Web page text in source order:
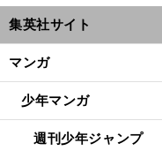
集英社サイト
マンガ
少年マンガ
週刊少年ジャンプ